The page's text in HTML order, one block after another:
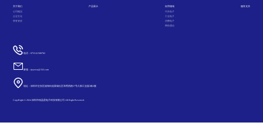
关于我们
公司概况
企业文化
荣誉资质
产品展示
应用领域
汽车电子
工业电子
消费电子
网络通信
服务支持
电话：0755-61508782
邮箱：rjxyewu@163.com
地址：深圳市宝安区福海街道展城社区和秀西路57号久阳工业园3栋2楼
CopyRight © 2024 深圳市锐晶星电子科技有限公司 All Right Reserved.